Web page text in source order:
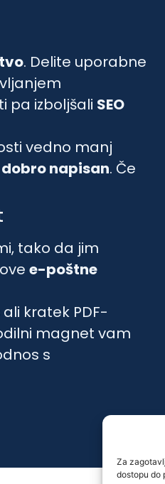
Za
dostopu do
. Delite uporabne
pa izboljšali SEO
vedno manj
dobro napisan. Če
tako da jim
e-poštne
kratek PDF-
magnet vam
s